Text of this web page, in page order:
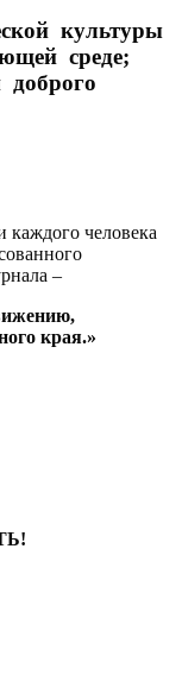
культуры
среде;
доброго
человека
–
края.»